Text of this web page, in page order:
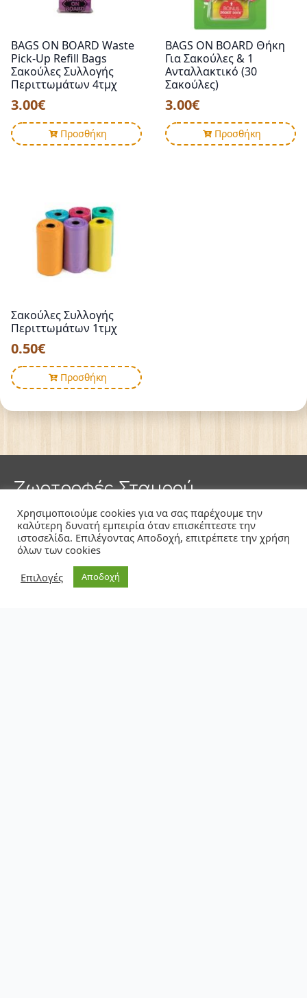
BAGS ON BOARD Waste
Pick-Up Refill Bags
Σακούλες Συλλογής
Περιττωμάτων 4τμχ
3.00€
Προσθήκη
BAGS ON BOARD Θήκη
Για Σακούλες & 1
Ανταλλακτικό (30
Σακούλες)
3.00€
Προσθήκη
Σακούλες Συλλογής
Περιττωμάτων 1τμχ
0.50€
Προσθήκη
Ζωοτροφές Σταυρού
Αρχική
Ποιοί Είμαστε
Επικοινωνία
καλύτερη δυνατή εμπειρία όταν επισκέπτεστε την
ιστοσελίδα. Επιλέγοντας Αποδοχή, επιτρέπετε την χρήση
όλων των cookies
Αποδοχή